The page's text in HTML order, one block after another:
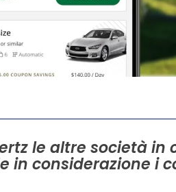
le altre società
considerazione i